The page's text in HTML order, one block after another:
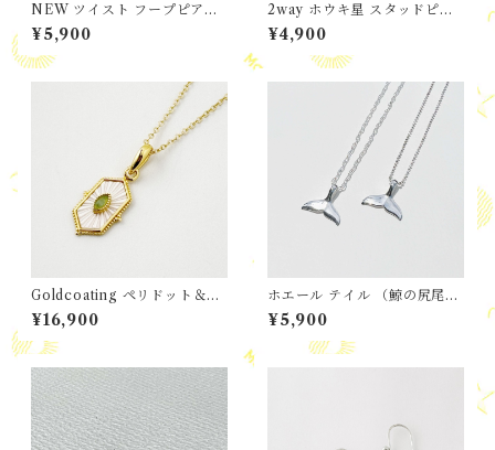
NEW ツイスト フープピアス
細 M size
¥5,900
2way ホウキ星 スタッドピア
ス
¥4,900
Goldcoating ペリドット＆白
蝶貝 ヘキサゴン ペンダント ネ
ックレス チェーン
¥16,900
ホエール テイル （鯨の尻尾）
ネックレス
¥5,900